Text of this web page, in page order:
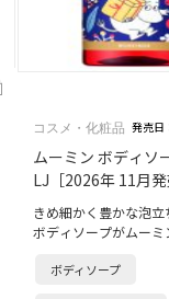
コスメ・化粧品 発売日
ムーミン ボディソ
LJ［2026年 11月発
きめ細かく豊かな泡立
ボディソープがムーミ
る、赤い実のジャムを
ボディソープ